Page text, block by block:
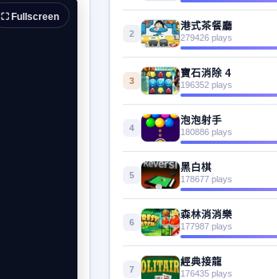
⛶ Fullscreen
2
港式茶餐廳
279426 plays
3
寶石消除 4
196352 plays
4
泡泡射手
180886 plays
5
黑白棋
178677 plays
6
森林消消樂
177987 plays
7
經典接龍
176435 plays